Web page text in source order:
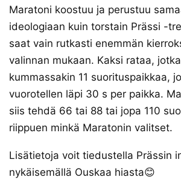
Maratoni koostuu ja perustuu
ideologiaan kuin torstain Prässi -
saat vain rutkasti enemmän
valinnan mukaan. Kaksi rataa,
kummassakin 11 suorituspaikkaa,
vuorotellen läpi 30 s per paikka.
siis tehdä 66 tai 88 tai jopa 110
riippuen minkä Maratonin valitset.
Lisätietoja voit tiedustella Prässin
nykäisemällä Ouskaa hiasta😊